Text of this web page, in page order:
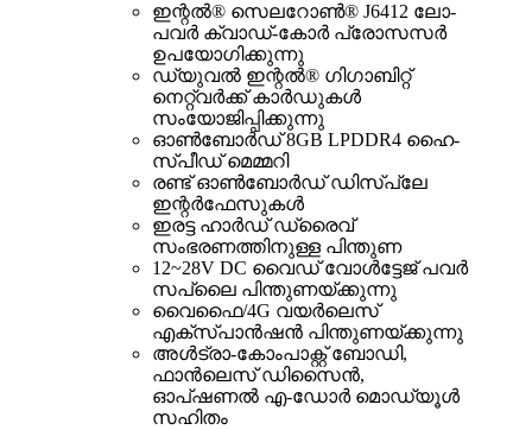
ഇന്റൽ® സെലറോൺ® J6412 ലോ-
പവർ ക്വാഡ്-കോർ പ്രോസസർ
ഉപയോഗിക്കുന്നു
ഡ്യുവൽ ഇന്റൽ® ഗിഗാബിറ്റ്
നെറ്റ്‌വർക്ക് കാർഡുകൾ
സംയോജിപ്പിക്കുന്നു
ഓൺബോർഡ് 8GB LPDDR4 ഹൈ-
സ്പീഡ് മെമ്മറി
രണ്ട് ഓൺബോർഡ് ഡിസ്പ്ലേ
ഇന്റർഫേസുകൾ
ഇരട്ട ഹാർഡ് ഡ്രൈവ്
സംഭരണത്തിനുള്ള പിന്തുണ
12~28V DC വൈഡ് വോൾട്ടേജ് പവർ
സപ്ലൈ പിന്തുണയ്ക്കുന്നു
വൈഫൈ/4G വയർലെസ്
എക്സ്പാൻഷൻ പിന്തുണയ്ക്കുന്നു
അൾട്രാ-കോംപാക്റ്റ് ബോഡി,
ഫാൻലെസ് ഡിസൈൻ,
ഓപ്ഷണൽ എ-ഡോർ മൊഡ്യൂൾ
സഹിതം